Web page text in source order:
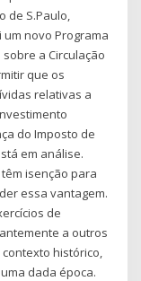
de S.Paulo,
novo Programa
sobre a Circulação
que os
relativas a
do Imposto de
em análise.
isenção para
essa vantagem.
de
a outros
histórico,
dada época.